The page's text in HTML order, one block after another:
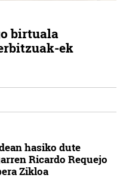
birtuala
ek
hasiko dute
Ricardo Requejo
Zikloa